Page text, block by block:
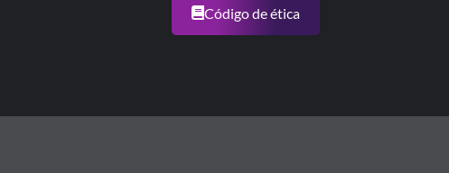
Código de ética